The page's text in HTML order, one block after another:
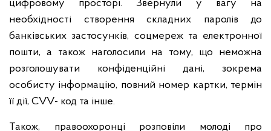
цифровому просторі. Звернули у вагу на
необхідності створення складних паролів до
банківських застосунків, соцмереж та електронної
пошти, а також наголосили на тому, що неможна
розголошувати конфіденційні дані, зокрема
особисту інформацію, повний номер картки, термін
її дії, СVV- код та інше.
Також, правоохоронці розповіли молоді про